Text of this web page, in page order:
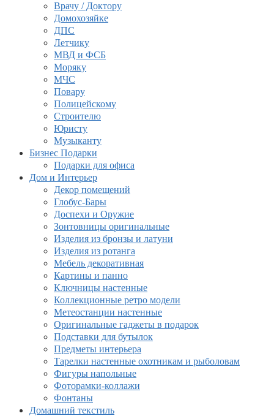
Врачу / Доктору
Домохозяйке
ДПС
Летчику
МВД и ФСБ
Моряку
МЧС
Повару
Полицейскому
Строителю
Юристу
Музыканту
Бизнес Подарки
Подарки для офиса
Дом и Интерьер
Декор помещений
Глобус-Бары
Доспехи и Оружие
Зонтовницы оригинальные
Изделия из бронзы и латуни
Изделия из ротанга
Мебель декоративная
Картины и панно
Ключницы настенные
Коллекционные ретро модели
Метеостанции настенные
Оригинальные гаджеты в подарок
Подставки для бутылок
Предметы интерьера
Тарелки настенные охотникам и рыболовам
Фигуры напольные
Фоторамки-коллажи
Фонтаны
Домашний текстиль